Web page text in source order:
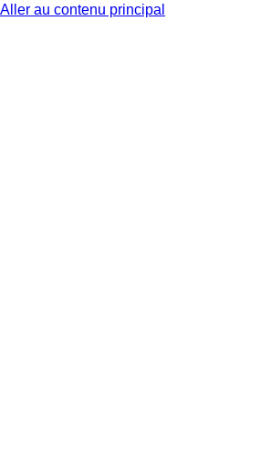
Aller au contenu principal